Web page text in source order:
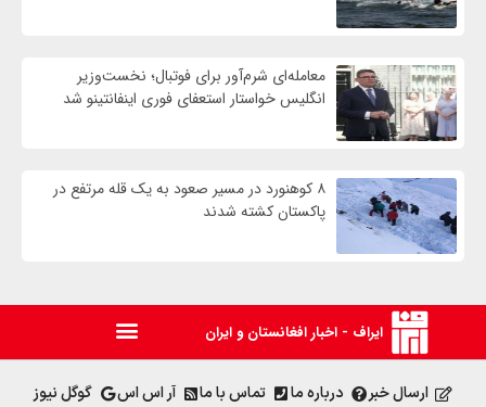
معامله‌ای شرم‌آور برای فوتبال؛ نخست‌وزیر
انگلیس خواستار استعفای فوری اینفانتینو شد
۸ کوهنورد در مسیر صعود به یک قله مرتفع در
پاکستان کشته شدند
ایراف - اخبار افغانستان و ایران
ارسال خبر درباره ما تماس با ما آر اس اس گوگل نیوز